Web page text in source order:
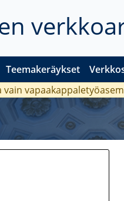
Teemakeräykset